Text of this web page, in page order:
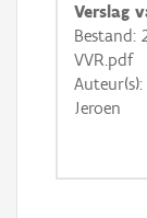
Basis
Verslag
Bestand:
VVR.pdf
Auteur(s):
Jeroen